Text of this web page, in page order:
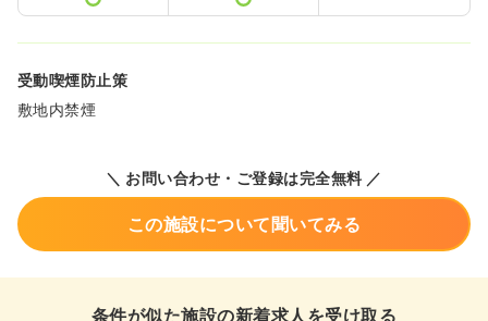
受動喫煙防止策
敷地内禁煙
＼ お問い合わせ・ご登録は完全無料 ／
この施設について聞いてみる
条件が似た施設の新着求人を受け取る